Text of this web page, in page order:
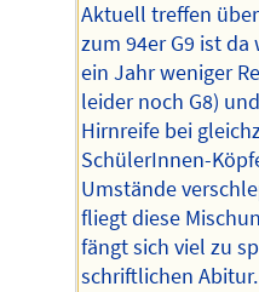
Aktuell treffen
zum 94er G9 ist
ein Jahr weniger
leider noch G8)
Hirnreife bei
SchülerInnen-
Umstände
fliegt diese
fängt sich viel zu
schriftlichen Abitur.